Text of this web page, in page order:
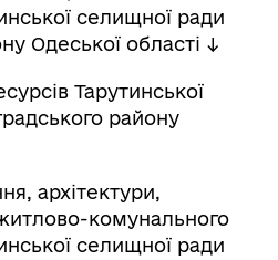
селищної ради
Одеської області ↓
Тарутинської
району
архітектури,
комунального
селищної ради